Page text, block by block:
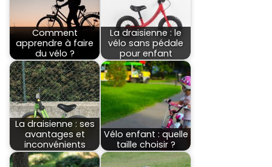
Comment
apprendre à faire
du vélo ?
La draisienne : le
vélo sans pédale
pour enfant
La draisienne : ses
avantages et
inconvénients
Vélo enfant : quelle
taille choisir ?